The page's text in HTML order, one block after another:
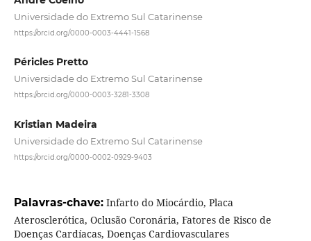
Universidade do Extremo Sul Catarinense
https://orcid.org/0000-0003-4441-1568
Péricles Pretto
Universidade do Extremo Sul Catarinense
https://orcid.org/0000-0003-3281-3308
Kristian Madeira
Universidade do Extremo Sul Catarinense
https://orcid.org/0000-0002-0929-9403
Palavras-chave: Infarto do Miocárdio, Placa
Aterosclerótica, Oclusão Coronária, Fatores de Risco de
Doenças Cardíacas, Doenças Cardiovasculares